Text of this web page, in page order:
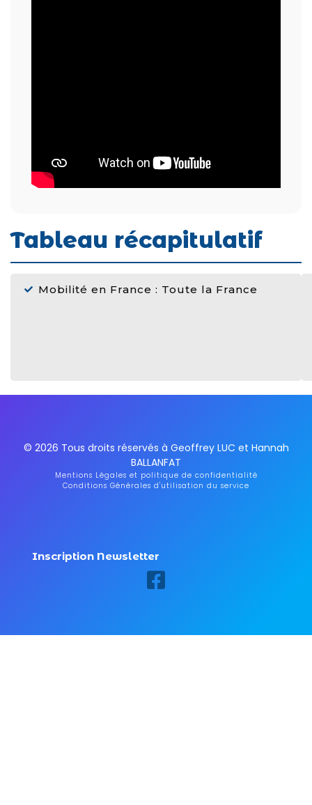
Tableau récapitulatif
Mobilité en France : Toute la France
© 2026 Tous droits réservés à Geoffrey LUC et Hannah
BALLANFAT
Mentions Légales et politique de confidentialité
Conditions Générales d'utilisation du service
Inscription Newsletter